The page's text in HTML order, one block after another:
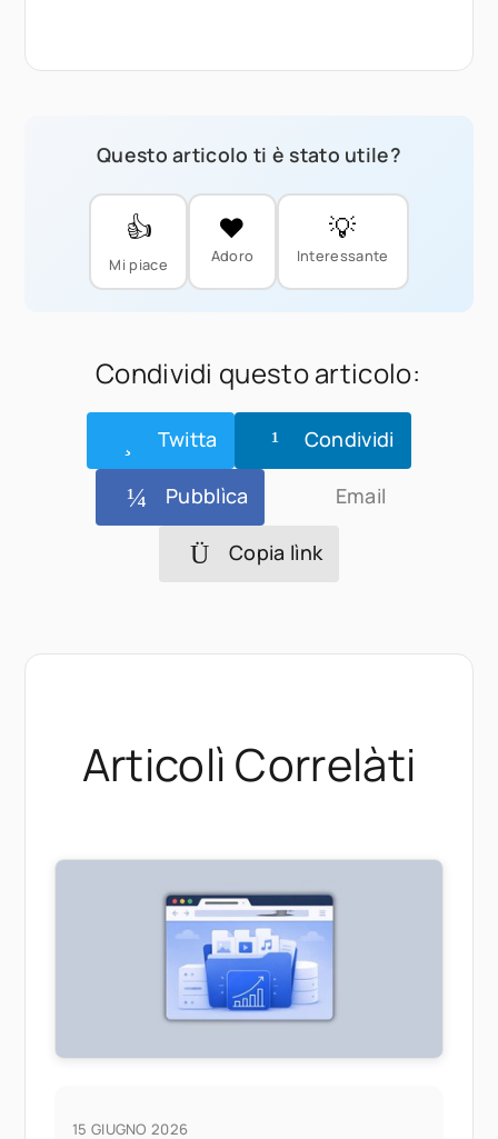
Questo articolo ti è stato utile?
👍
Mi piace
❤️
Adoro
💡
Interessante
Condividi questo articolo:
Twitta Condividi
Pubblìca Email
Copia lìnk
Articolì Correlàti
15 GIUGNO 2026